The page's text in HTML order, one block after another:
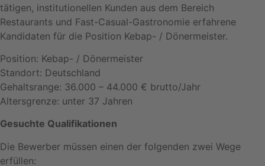
tätigen, institutionellen Kunden aus dem Bereich
Restaurants und Fast-Casual-Gastronomie erfahrene
Kandidaten für die Position Kebap- / Dönermeister.
Position: Kebap- / Dönermeister
Standort: Deutschland
Gehaltsrange: 36.000 – 44.000 € brutto/Jahr
Altersgrenze: unter 37 Jahren
Gesuchte Qualifikationen
Die Bewerber müssen einen der folgenden zwei Wege
erfüllen: